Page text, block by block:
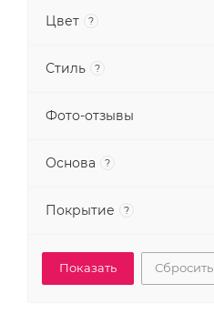
Цвет ?
Стиль ?
Фото-отзывы
Основа ?
Покрытие ?
Сбросить